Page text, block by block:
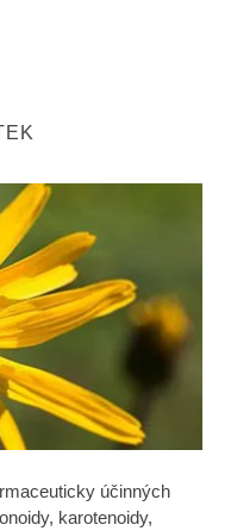
účinných
karotenoidy,